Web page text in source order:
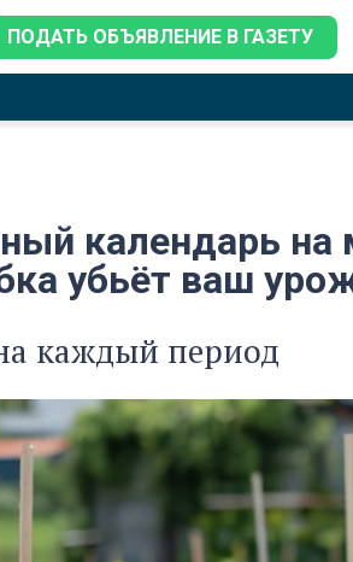
ПОДАТЬ ОБЪЯВЛЕНИЕ В ГАЗЕТУ
календарь на
убьёт ваш
каждый период